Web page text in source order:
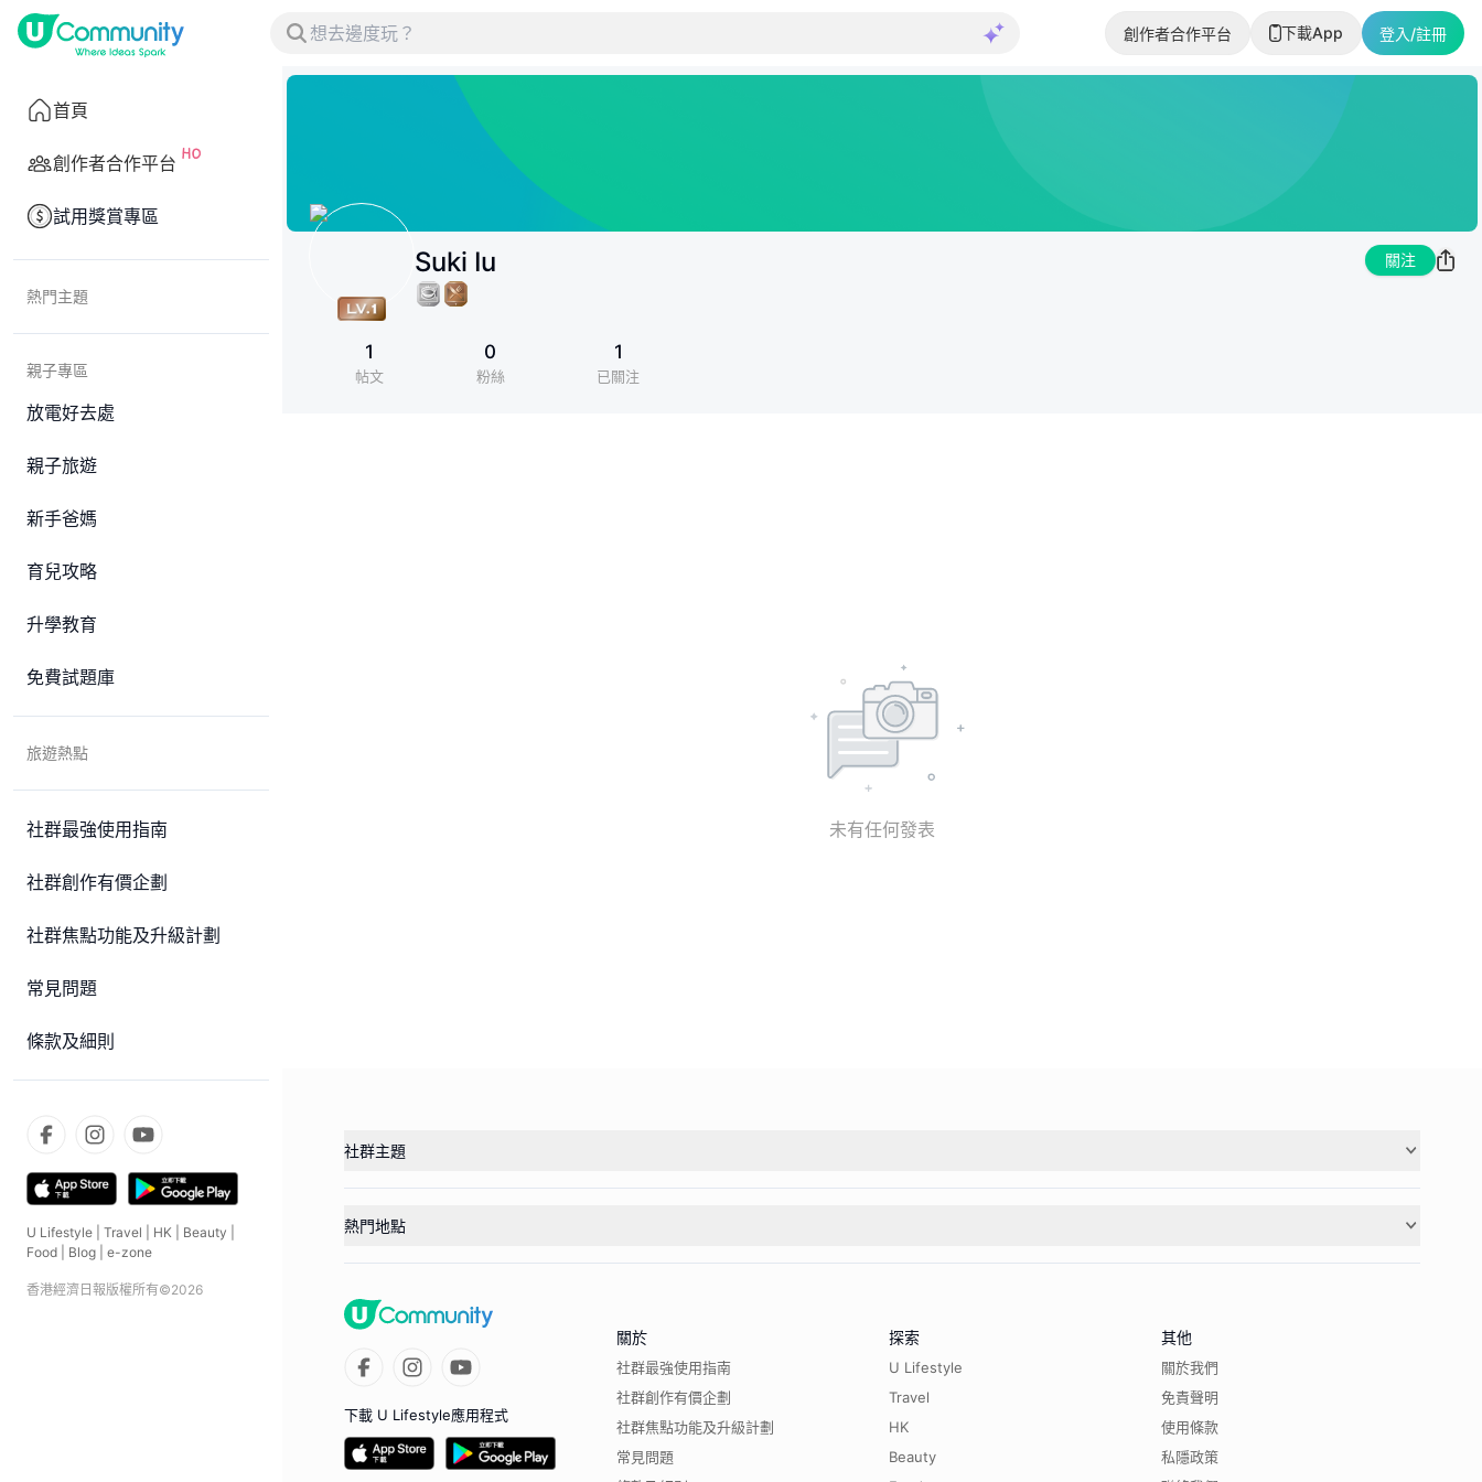
創作者合作平台 下載App 登入/註冊
首頁
創作者合作平台
試用獎賞專區
熱門主題
親子專區
放電好去處
親子旅遊
新手爸媽
育兒攻略
升學教育
免費試題庫
旅遊熱點
社群最強使用指南
社群創作有價企劃
社群焦點功能及升級計劃
常見問題
條款及細則
U Lifestyle Travel HK Beauty
Food
Blog e-zone
香港經濟日報版權所有©2026
Suki Iu 關注
1
帖文
0
粉絲
1
已關注
未有任何發表
社群主題
熱門地點
下載 U Lifestyle應用程式
關於
社群最強使用指南
社群創作有價企劃
社群焦點功能及升級計劃
常見問題
探索
U Lifestyle
Travel
HK
Beauty
其他
關於我們
免責聲明
使用條款
私隱政策